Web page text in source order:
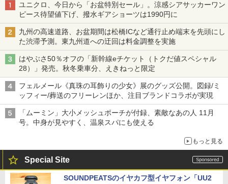
ユニクロ、今日から「お盆特別セール」。涼感シアサッカーワン
ピース待望値下げ、撥水ギアショーツは1990円に
九州の高速道路、お盆期間は松橋ICなど通行止め端末を先頭にし
た渋滞予測。東九州道への迂回は料金調整を実施
はやぶさ50％オフの「新幹線eチケット（トクだ値スペシャル
28）」発売。秋冬乗車分、えきねっと限定
フェルメール《真珠の耳飾りの少女》展のグッズ公開。図録/ミ
ッフィー/葬送のフリーレンほか、注目ブランドコラボが実現
「ムーミン」大小メッシュポーチが付録、素敵なあの人 11月
号。中身が見やすく、温泉スパにも使える
もっと見る
Special Site
SOUNDPEATSのイヤカフ型イヤフォン「UU2